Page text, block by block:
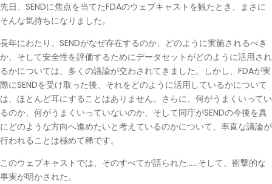
先日、SENDに焦点を当てたFDAのウェブキャストを観たとき、まさに
そんな気持ちになりました。
長年にわたり、SENDがなぜ存在するのか、どのように実施されるべき
か、そして安全性を評価するためにデータセットがどのように活用され
るかについては、多くの議論が交わされてきました。しかし、FDAが実
際にSENDを受け取った後、それをどのように活用しているかについて
は、ほとんど耳にすることはありません。さらに、何がうまくいってい
るのか、何がうまくいっていないのか、そして同庁がSENDの今後を真
にどのような方向へ進めたいと考えているのかについて、率直な議論が
行われることは極めて稀です。
このウェブキャストでは、そのすべてが語られた……そして、衝撃的な
事実が明かされた。